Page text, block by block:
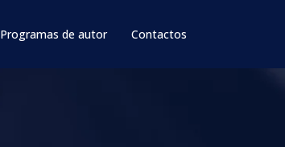
Programas de autor Contactos